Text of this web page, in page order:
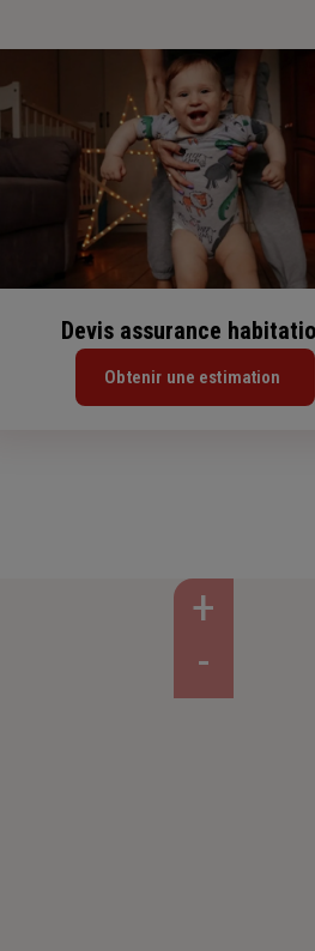
Devis assurance
Obtenir une estimation